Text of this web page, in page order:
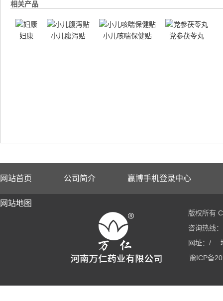
相关产品
妇康 小儿腹泻贴 小儿咳喘保健贴 党参茯苓丸
网站首页 公司简介 赢博手机登录中心
网站地图
版权所有
咨询热线
网址：/
豫ICP备